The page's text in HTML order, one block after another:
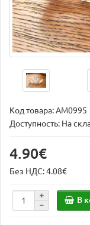
Код товара:AM0995
Доступность: На
4.90€
Без НДС: 4.08€
В